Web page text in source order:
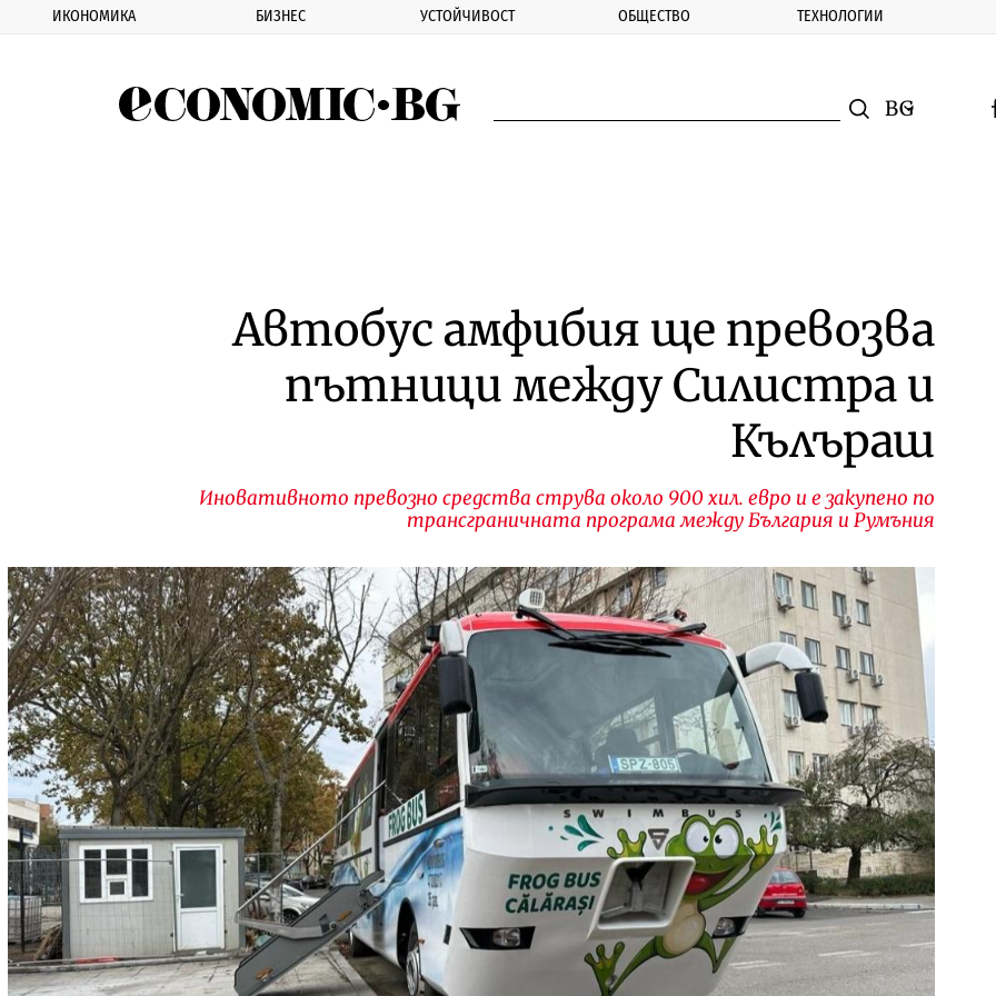
ИКОНОМИКА БИЗНЕС УСТОЙЧИВОСТ ОБЩЕСТВО ТЕХНОЛОГИИ
Смяна на
Автобус амфибия ще превозва
пътници между Силистра и
Кълъраш
Иновативното превозно средства струва около 900 хил. евро и е закупено по
трансграничната програма между България и Румъния